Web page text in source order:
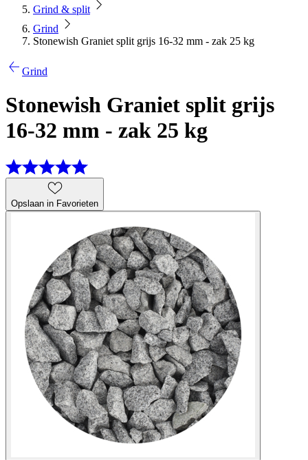
Grind & split
Grind
Stonewish Graniet split grijs 16-32 mm - zak 25 kg
Grind
Stonewish Graniet split grijs
16-32 mm - zak 25 kg
Opslaan in Favorieten